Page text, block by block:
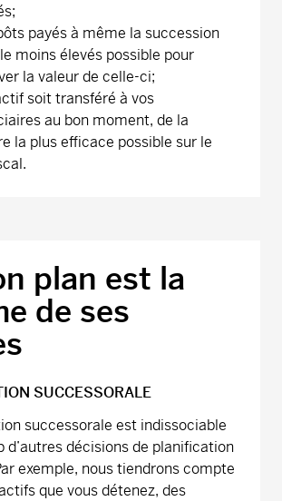
payés à même la succession
moins élevés possible pour
la valeur de celle-ci;
soit transféré à vos
au bon moment, de la
la plus efficace possible sur le
plan est la
de ses
SUCCESSORALE
successorale est indissociable
d’autres décisions de planification
exemple, nous tiendrons compte
que vous détenez, des